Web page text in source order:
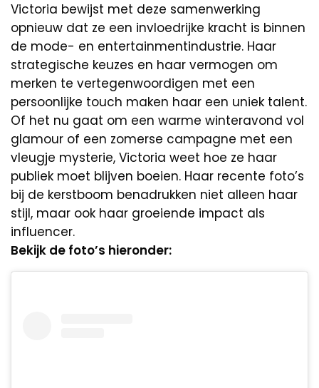
Victoria bewijst met deze samenwerking
opnieuw dat ze een invloedrijke kracht is binnen
de mode- en entertainmentindustrie. Haar
strategische keuzes en haar vermogen om
merken te vertegenwoordigen met een
persoonlijke touch maken haar een uniek talent.
Of het nu gaat om een warme winteravond vol
glamour of een zomerse campagne met een
vleugje mysterie, Victoria weet hoe ze haar
publiek moet blijven boeien. Haar recente foto’s
bij de kerstboom benadrukken niet alleen haar
stijl, maar ook haar groeiende impact als
influencer.
Bekijk de foto’s hieronder: